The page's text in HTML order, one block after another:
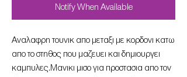
Notify When Available
Αναλαφρη τουνικ απο μεταξι με κορδονι κατω
απο το στηθος που μαζευει και δημιουργει
καμπυλες.Μανικι μισο για προστασια απο τον